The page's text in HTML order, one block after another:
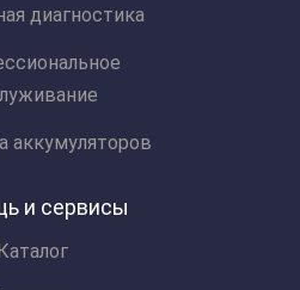
диагностика
аккумуляторов
и сервисы